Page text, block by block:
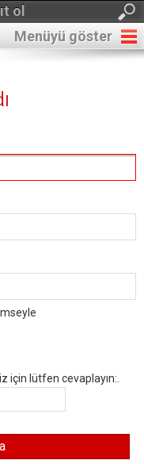
ol
Menüyü göster
için lütfen cevaplayın:.